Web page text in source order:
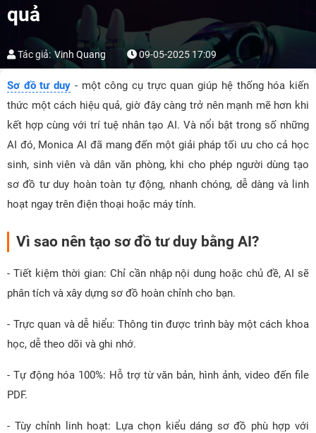
quả
Tác giả: Vinh Quang 09-05-2025 17:09
Sơ đồ tư duy - một công cụ trực quan giúp hệ thống hóa kiến
thức một cách hiệu quả, giờ đây càng trở nên mạnh mẽ hơn khi
kết hợp cùng với trí tuệ nhân tạo AI. Và nổi bật trong số những
AI đó, Monica AI đã mang đến một giải pháp tối ưu cho cả học
sinh, sinh viên và dân văn phòng, khi cho phép người dùng tạo
sơ đồ tư duy hoàn toàn tự động, nhanh chóng, dễ dàng và linh
hoạt ngay trên điện thoại hoặc máy tính.
Vì sao nên tạo sơ đồ tư duy bằng AI?
- Tiết kiệm thời gian: Chỉ cần nhập nội dung hoặc chủ đề, AI sẽ
phân tích và xây dựng sơ đồ hoàn chỉnh cho bạn.
- Trực quan và dễ hiểu: Thông tin được trình bày một cách khoa
học, dễ theo dõi và ghi nhớ.
- Tự động hóa 100%: Hỗ trợ từ văn bản, hình ảnh, video đến file
PDF.
- Tùy chỉnh linh hoạt: Lựa chọn kiểu dáng sơ đồ phù hợp với